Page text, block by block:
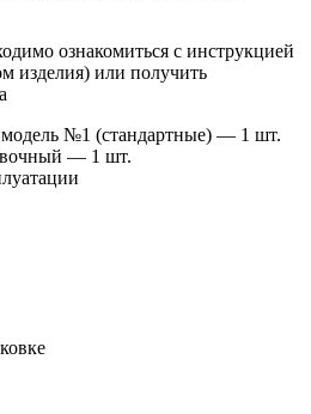
ознакомиться с инструкцией
изделия) или получить
№1 (стандартные) — 1 шт.
— 1 шт.